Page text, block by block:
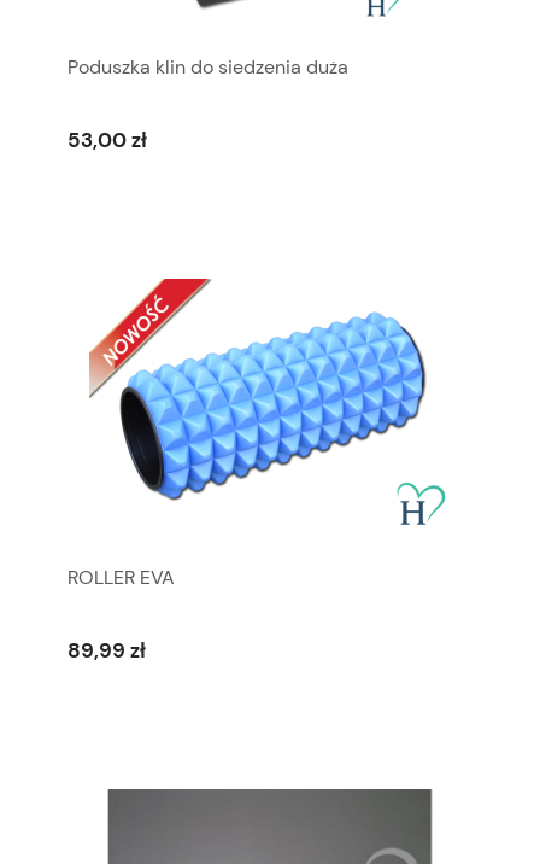
Poduszka klin do siedzenia duża
53,00 zł
ROLLER EVA
89,99 zł